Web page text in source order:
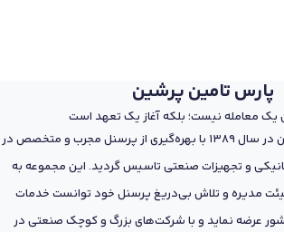
پارس تامین پرشین
یک معامله نیست؛ بلکه آغاز یک تعهد است
شرکت پارس تامین پرشین در سال 1389 با بهره‌گیری از پرسنل مجرب و متخصص در
و تجهیزات صنعتی تاسیس گردید. این مجموعه به
هیئت مدیره و تلاش بی‌دریغ پرسنل خود توانست خدمات
کشور عرضه نماید و با شرکت‌های بزرگ و کوچک صنعتی در